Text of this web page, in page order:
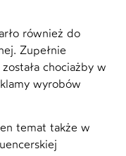
również do
Zupełnie
chociażby w
wyrobów
temat także w